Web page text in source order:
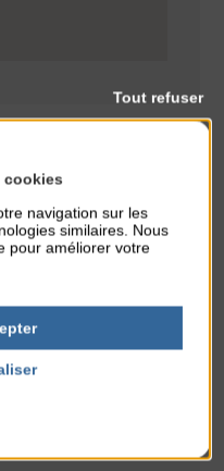
cookies
navigation sur les
similaires. Nous
pour améliorer votre
Tout refuser